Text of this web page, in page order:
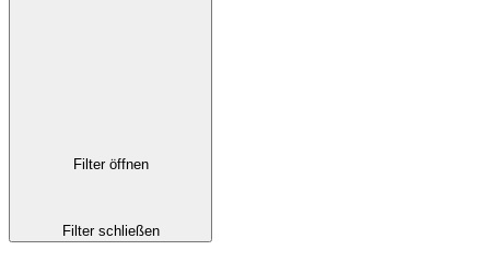
Filter öffnen
Filter schließen